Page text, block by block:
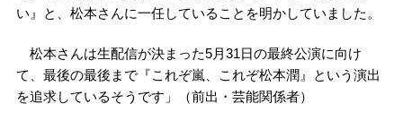
い』と、松本さんに一任していることを明かしていました。
松本さんは生配信が決まった5月31日の最終公演に向け
て、最後の最後まで『これぞ嵐、これぞ松本潤』という演出
を追求しているそうです」（前出・芸能関係者）